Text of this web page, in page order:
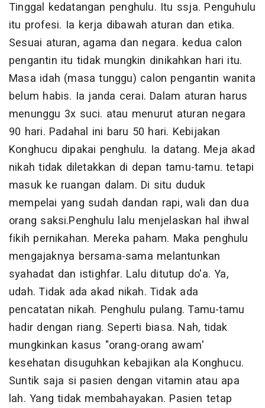
Tinggal kedatangan penghulu. Itu ssja. Penguhulu
itu profesi. Ia kerja dibawah aturan dan etika.
Sesuai aturan, agama dan negara. kedua calon
pengantin itu tidak mungkin dinikahkan hari itu.
Masa idah (masa tunggu) calon pengantin wanita
belum habis. Ia janda cerai. Dalam aturan harus
menunggu 3x suci. atau menurut aturan negara
90 hari. Padahal ini baru 50 hari. Kebijakan
Konghucu dipakai penghulu. Ia datang. Meja akad
nikah tidak diletakkan di depan tamu-tamu. tetapi
masuk ke ruangan dalam. Di situ duduk
mempelai yang sudah dandan rapi, wali dan dua
orang saksi.Penghulu lalu menjelaskan hal ihwal
fikih pernikahan. Mereka paham. Maka penghulu
mengajaknya bersama-sama melantunkan
syahadat dan istighfar. Lalu ditutup do'a. Ya,
udah. Tidak ada akad nikah. Tidak ada
pencatatan nikah. Penghulu pulang. Tamu-tamu
hadir dengan riang. Seperti biasa. Nah, tidak
mungkinkan kasus "orang-orang awam'
kesehatan disuguhkan kebajikan ala Konghucu.
Suntik saja si pasien dengan vitamin atau apa
lah. Yang tidak membahayakan. Pasien tetap